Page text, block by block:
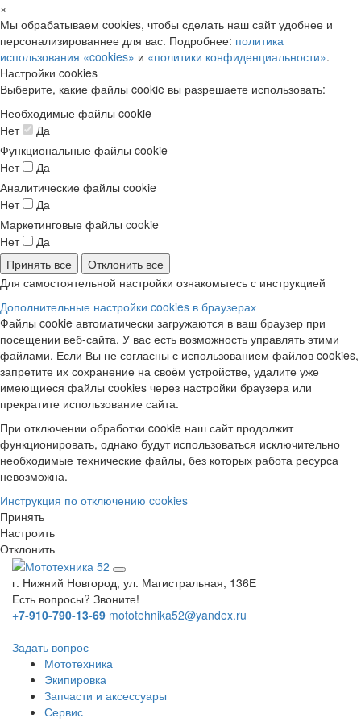
×
Мы обрабатываем cookies, чтобы сделать наш сайт удобнее и
персонализированнее для вас. Подробнее: политика
использования «cookies» и «политики конфиденциальности».
Настройки cookies
Выберите, какие файлы cookie вы разрешаете использовать:
Необходимые файлы cookie
Нет
Да
Функциональные файлы cookie
Нет
Да
Аналитические файлы cookie
Нет
Да
Маркетинговые файлы cookie
Нет
Да
Принять все
Отклонить все
Для самостоятельной настройки ознакомьтесь с инструкцией
Дополнительные настройки cookies в браузерах
Файлы cookie автоматически загружаются в ваш браузер при
посещении веб-сайта. У вас есть возможность управлять этими
файлами. Если Вы не согласны с использованием файлов cookies,
запретите их сохранение на своём устройстве, удалите уже
имеющиеся файлы cookies через настройки браузера или
прекратите использование сайта.
При отключении обработки cookie наш сайт продолжит
функционировать, однако будут использоваться исключительно
необходимые технические файлы, без которых работа ресурса
невозможна.
Инструкция по отключению cookies
Принять
Настроить
Отклонить
г. Нижний Новгород, ул. Магистральная, 136Е
Есть вопросы? Звоните!
+7-910-790-13-69 mototehnika52@yandex.ru
Задать вопрос
Мототехника
Экипировка
Запчасти и аксессуары
Сервис